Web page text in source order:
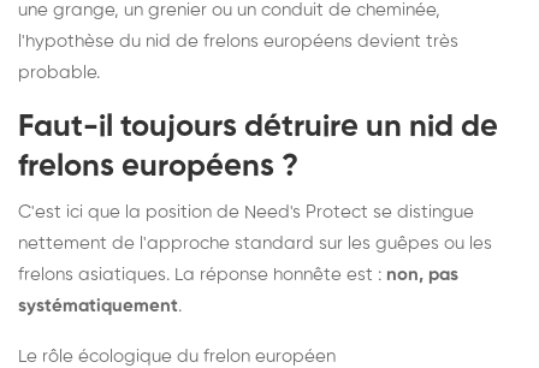
une grange, un grenier ou un conduit de cheminée,
l'hypothèse du nid de frelons européens devient très
probable.
Faut-il toujours détruire un nid de
frelons européens ?
C'est ici que la position de Need's Protect se distingue
nettement de l'approche standard sur les guêpes ou les
frelons asiatiques. La réponse honnête est : non, pas
systématiquement.
Le rôle écologique du frelon européen